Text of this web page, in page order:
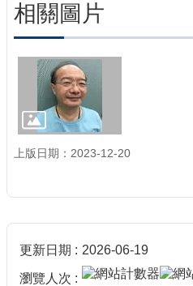
相關圖片
上版日期：2023-12-20
更新日期 2026-06-19
瀏覽人次